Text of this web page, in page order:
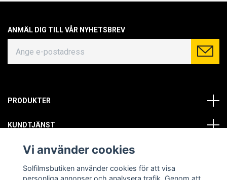
ANMÄL DIG TILL VÅR NYHETSBREV
PRODUKTER
KUNDTJÄNST
OM OSS
SOCIALA MEDIER
Vi använder cookies
Solfilmsbutiken använder cookies för att visa
personliga annonser och analysera trafik. Genom att